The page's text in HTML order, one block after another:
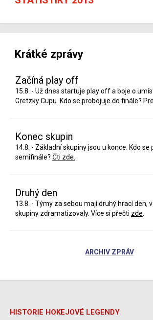
Krátké zprávy
Začíná play off
15.8. - Už dnes startuje play off a boje o
Gretzky Cupu. Kdo se probojuje do finále?
Konec skupin
14.8. - Základní skupiny jsou u konce. Kdo se
semifinále? Čti zde.
Druhý den
13.8. - Týmy za sebou mají druhý hrací den,
skupiny zdramatizovaly. Více si přečti zde
ARCHIV ZPRÁV
HISTORIE HOKEJOVÉ LEGENDY